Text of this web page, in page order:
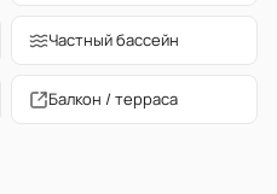
Частный бассейн
Балкон / терраса